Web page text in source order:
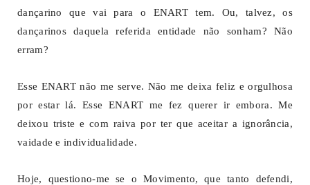
dançarino que vai para o ENART tem. Ou, talvez, os
dançarinos daquela referida entidade não sonham? Não
erram?
Esse ENART não me serve. Não me deixa feliz e orgulhosa
por estar lá. Esse ENART me fez querer ir embora. Me
deixou triste e com raiva por ter que aceitar a ignorância,
vaidade e individualidade.
Hoje, questiono-me se o Movimento, que tanto defendi,